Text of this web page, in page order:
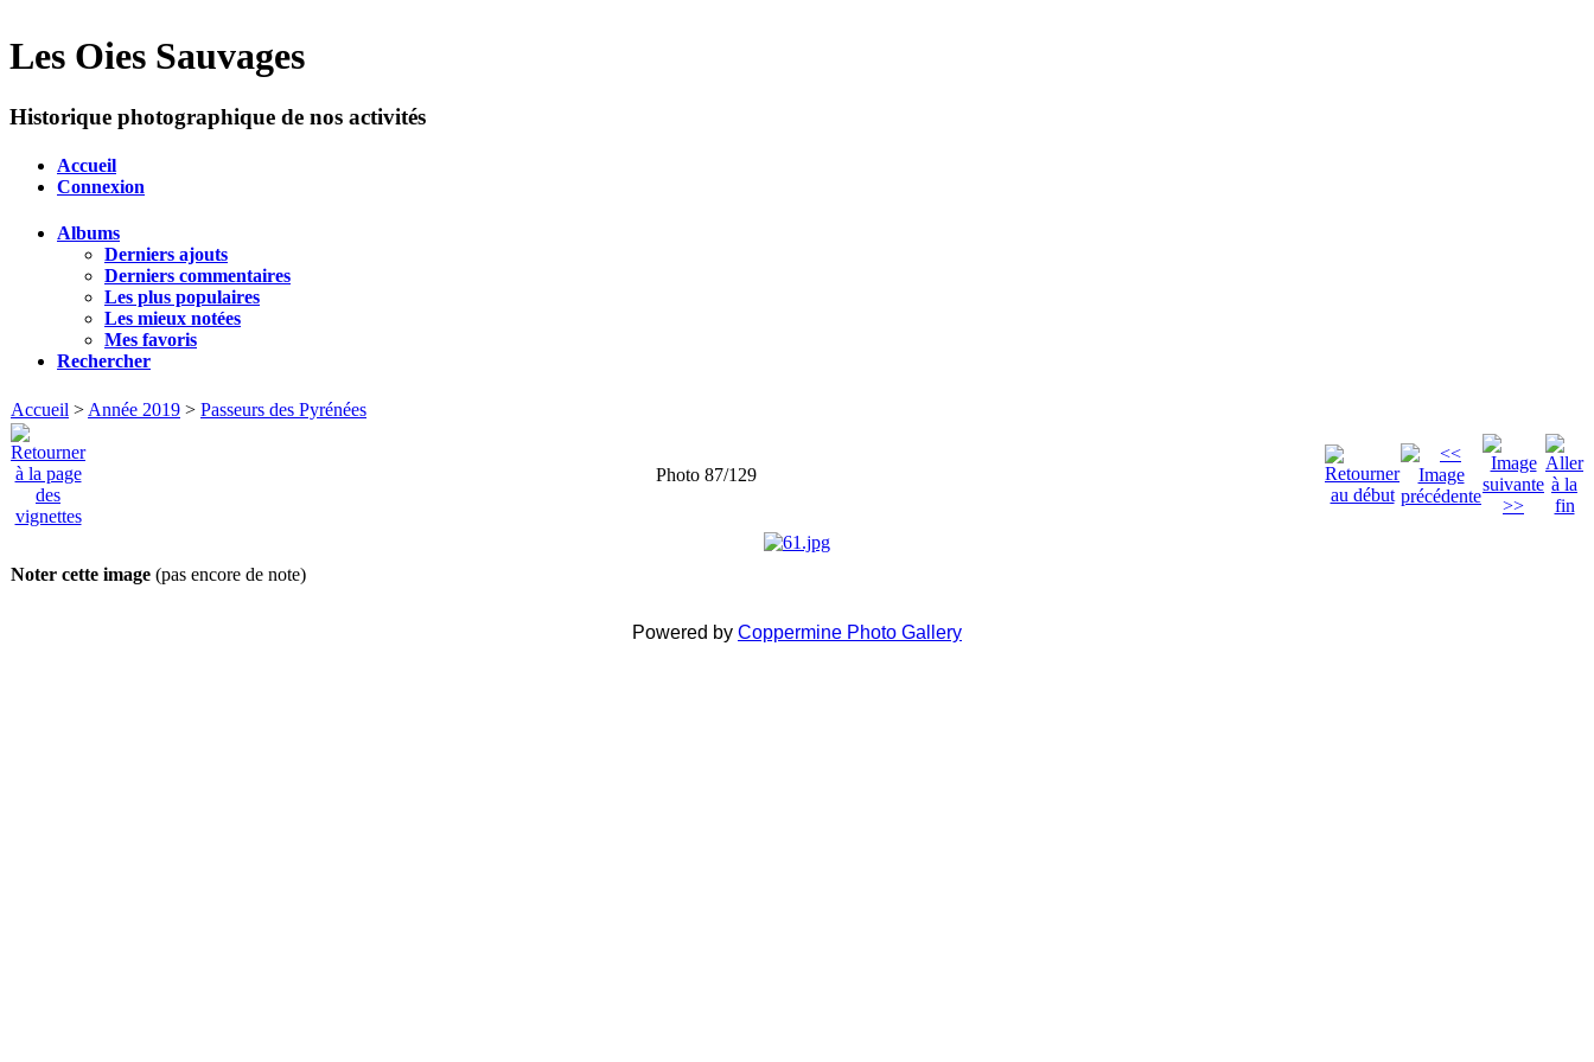
Les Oies Sauvages
Historique photographique de nos activités
Accueil
Connexion
Albums
Derniers ajouts
Derniers commentaires
Les plus populaires
Les mieux notées
Mes favoris
Rechercher
Accueil > Année 2019 > Passeurs des Pyrénées
Photo 87/129
Noter cette image (pas encore de note)
Powered by Coppermine Photo Gallery